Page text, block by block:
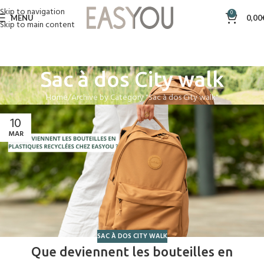
Skip to navigation
Skip to main content
MENU 0 0,00
Sac à dos City walk
Home Archive by Category "Sac à dos City walk"
10
MAR
SAC À DOS CITY WALK
Que deviennent les bouteilles en